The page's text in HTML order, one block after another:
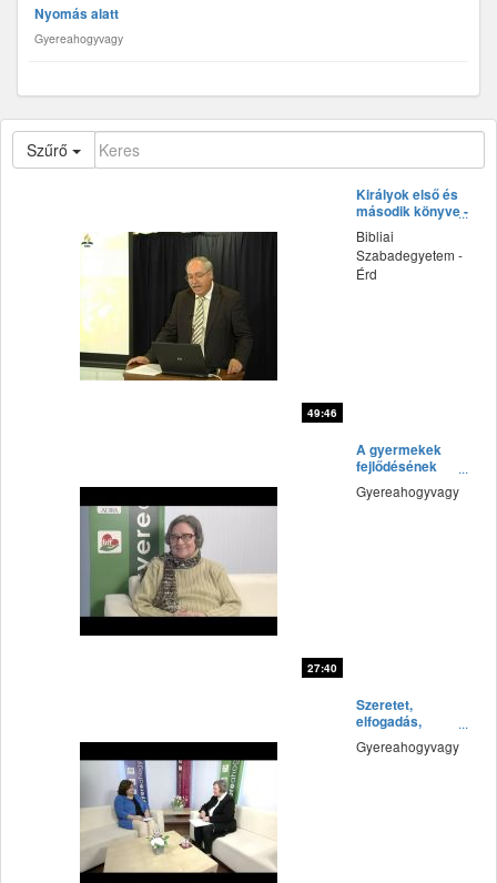
Nyomás alatt
Gyereahogyvagy
Szűrő
49:46
Királyok első és
második könyve -
Dr. Tokics Imre
előadása
Bibliai
Szabadegyetem -
Érd
27:40
A gyermekek
fejlődésének
alapjai
Gyereahogyvagy
Szeretet,
elfogadás,
gondoskodás
Gyereahogyvagy